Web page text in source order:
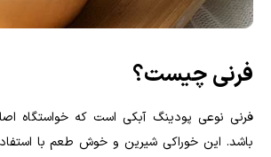
فرنی چیست؟
فرنی نوعی پودینگ آبکی است که خواستگاه
باشد. این خوراکی شیرین و خوش طعم با